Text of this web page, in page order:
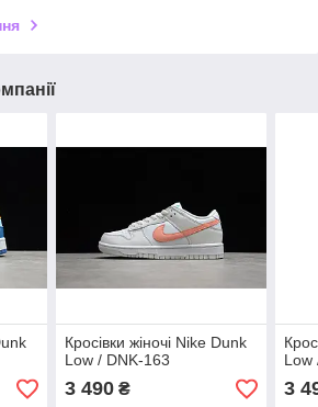
Кросівки жіночі Nike Dunk
Low / DNK-163
3 490₴
Low
3